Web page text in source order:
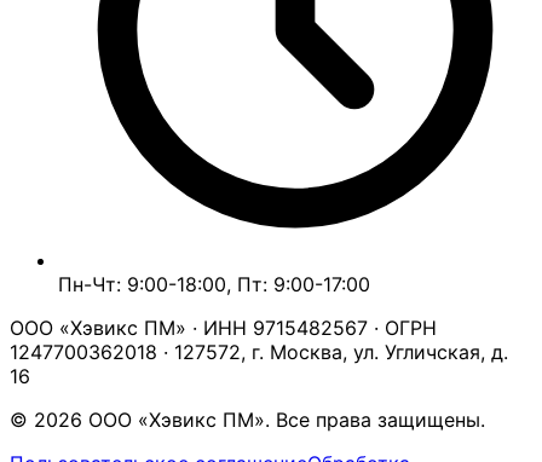
Пн-Чт: 9:00-18:00, Пт: 9:00-17:00
ООО «Хэвикс ПМ» · ИНН 9715482567 · ОГРН
1247700362018 · 127572, г. Москва, ул. Угличская, д.
16
© 2026 ООО «Хэвикс ПМ». Все права защищены.